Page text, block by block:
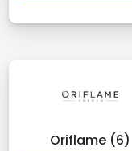
Oriflame (6)